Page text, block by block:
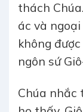
thách
ác và
không
ngôn sứ
Chúa nhắc